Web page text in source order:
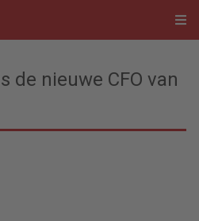
de nieuwe CFO van